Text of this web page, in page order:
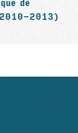
de
2013)